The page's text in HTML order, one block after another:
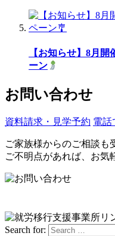
【お知らせ】8月
ーン
お問い合わせ
資料請求・見学予約 電話
ご家族様からのご相談も
ご不明点があれば、お気
Search for: